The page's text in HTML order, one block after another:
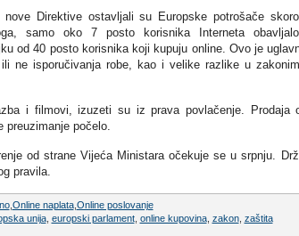
Direktive ostavljali su Europske potrošače
samo oko 7 posto korisnika Interneta
od 40 posto korisnika koji kupuju online. Ovo je
ne isporučivanja robe, kao i velike razlike u
i filmovi, izuzeti su iz prava povlačenje. Prodaja
preuzimanje počelo.
od strane Vijeća Ministara očekuje se u srpnju.
pravila.
, Online naplata, Online poslovanje
unija, europski parlament, online kupovina, zakon, zaštita